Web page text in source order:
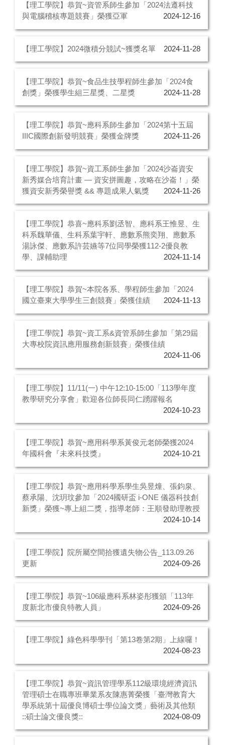
【理工學院】恭賀~資管系師生參加「2024法遵科技
與電腦稽核專題競賽」榮獲亞軍
2024-12-16
【理工學院】2024微積分競試~獲獎名單 2024-11-28
【理工學院】恭賀~食品生技學程師生參加「2024食
創獎」榮獲學生組三星獎、二星獎
2024-11-28
【理工學院】恭賀~應科系師生參加「2024第十五屆
IIIC國際創新發明競賽」榮獲金牌獎
2024-11-26
【理工學院】恭賀~資工系師生參加「2024沙崙資安
新秀媒合培育計畫 — 資安拼圖趣，攻略在沙崙！」榮
獲資安新秀榮譽獎 && 專題成果人氣獎
2024-11-26
【理工學院】恭喜~應科系劉丞智、應科系王惟昱、生
科系魏華儀、生科系葉宇軒、應數系熊奕翔、應數系
湯詠傑、應數系許芸嬿等7位同學榮獲112-2優良教
學、課輔助理
2024-11-14
【理工學院】恭賀~本院各系、學程師生參加「2024
國立臺東大學學生三創競賽」榮獲佳績
2024-11-13
【理工學院】恭賀~資工系&資管系師生參加「第29屆
大專校院資訊應用服務創新競賽」榮獲佳績
2024-11-06
【理工學院】11/11(一) 中午12:10-15:00「113學年度
教學研究分享會」歡迎各位師長同仁踴躍報名
2024-10-23
【理工學院】恭賀~應用科學系黃俊元老師榮獲2024
年國科會『未來科技獎』
2024-10-21
【理工學院】恭賀~應用科學系學生吳昱燑、張鈞泉、
蔡承陽、沈玥玟參加「2024國研盃 i-ONE 儀器科技創
新獎」榮獲~專上組二獎，指導老師：王順發助理教授
2024-10-14
【理工學院】院所屬空間拾獲遺失物公告_113.09.26
更新
2024-09-26
【理工學院】恭賀~106級應科系林姿彤獲頒「113年
度新北市優良特教人員」
2024-09-26
【理工學院】綠色科學學刊「第13卷第2期」上線囉！
2024-08-23
【理工學院】恭賀~資訊管理學系112級環境經濟資訊
管理碩士在職專班畢業系友陳惠菁榮獲「臺灣教育大
學系統第十屆優良博碩士學位論文獎」藝術及其他類
::碩士論文優良獎::
2024-08-09